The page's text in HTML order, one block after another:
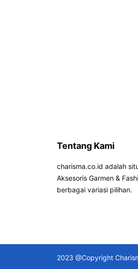
Tentang Kami
charisma.co.id adalah
Aksesoris Garmen &
berbagai variasi pilihan.
2023 @Copyright